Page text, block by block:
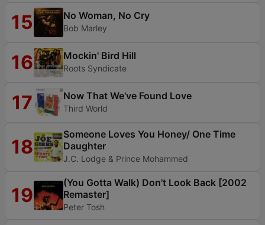
15 No Woman, No Cry
Bob Marley
16 Mockin' Bird Hill
Roots Syndicate
17 Now That We've Found Love
Third World
18
Someone Loves You Honey/ One Time
Daughter
J.C. Lodge & Prince Mohammed
19
(You Gotta Walk) Don't Look Back [2002
Remaster]
Peter Tosh